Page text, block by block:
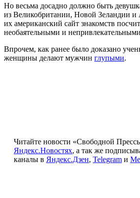
Но весьма досадно должно быть
из Великобритании, Новой Зеландии и
их американский сайт знакомств
необаятельными и
Впрочем, как ранее было доказано
женщины делают мужчин глупыми.
Читайте новости «Свободной
Яндекс.Новостях, а так же
каналы в Яндекс.Дзен, Telegram и